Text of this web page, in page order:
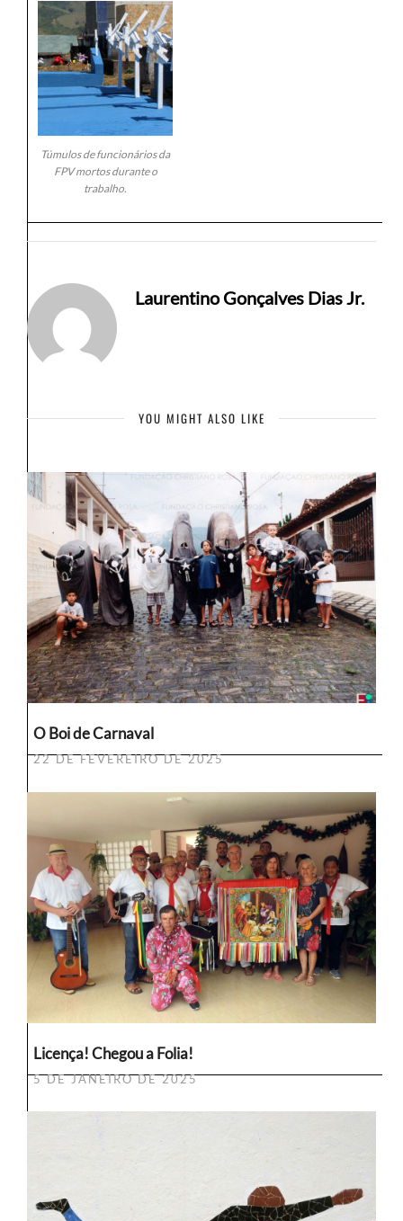
Túmulos de funcionários da
FPV mortos durante o
trabalho.
Laurentino Gonçalves Dias Jr.
YOU MIGHT ALSO LIKE
O Boi de Carnaval
22 DE FEVEREIRO DE 2025
Licença! Chegou a Folia!
5 DE JANEIRO DE 2025